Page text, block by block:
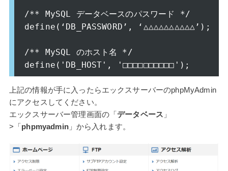
/** MySQL データベースのパスワード */
define(‘DB_PASSWORD’, ‘ △△△△△△△△△△ ’);
/** MySQL のホスト名 */
上記の情報が手に入ったらエックスサーバーのphpMyAdmin
にアクセスしてください。
エックスサーバー管理画面の「データベース 」
>「phpmyadmin」から入れます。